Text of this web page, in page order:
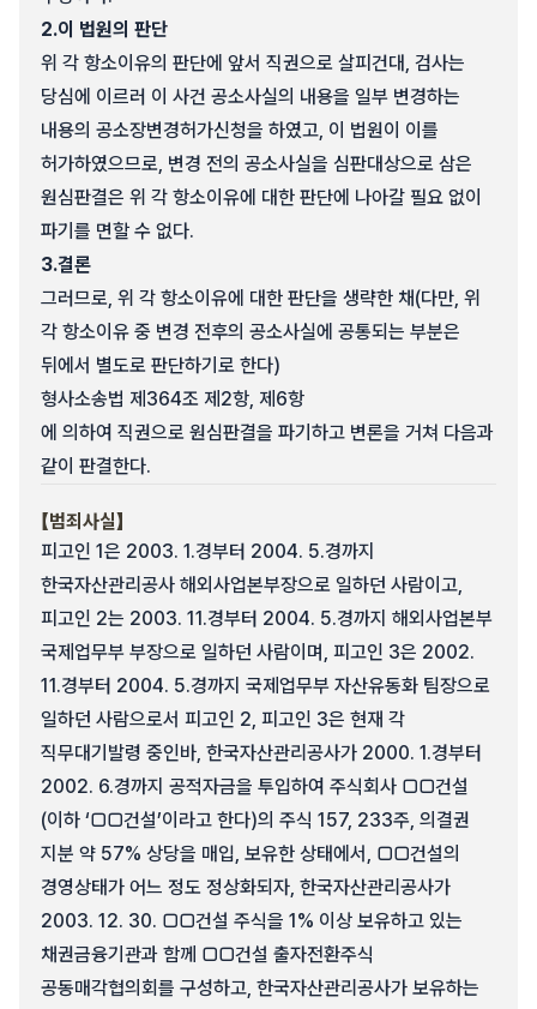
2.이 법원의 판단
위 각 항소이유의 판단에 앞서 직권으로 살피건대, 검사는
당심에 이르러 이 사건 공소사실의 내용을 일부 변경하는
내용의 공소장변경허가신청을 하였고, 이 법원이 이를
허가하였으므로, 변경 전의 공소사실을 심판대상으로 삼은
원심판결은 위 각 항소이유에 대한 판단에 나아갈 필요 없이
파기를 면할 수 없다.
3.결론
그러므로, 위 각 항소이유에 대한 판단을 생략한 채(다만, 위
각 항소이유 중 변경 전후의 공소사실에 공통되는 부분은
뒤에서 별도로 판단하기로 한다)
형사소송법 제364조 제2항, 제6항
에 의하여 직권으로 원심판결을 파기하고 변론을 거쳐 다음과
같이 판결한다.
【범죄사실】
피고인 1은 2003. 1.경부터 2004. 5.경까지
한국자산관리공사 해외사업본부장으로 일하던 사람이고,
피고인 2는 2003. 11.경부터 2004. 5.경까지 해외사업본부
국제업무부 부장으로 일하던 사람이며, 피고인 3은 2002.
11.경부터 2004. 5.경까지 국제업무부 자산유동화 팀장으로
일하던 사람으로서 피고인 2, 피고인 3은 현재 각
직무대기발령 중인바, 한국자산관리공사가 2000. 1.경부터
2002. 6.경까지 공적자금을 투입하여 주식회사 □□건설
(이하 ‘□□건설’이라고 한다)의 주식 157, 233주, 의결권
지분 약 57% 상당을 매입, 보유한 상태에서, □□건설의
경영상태가 어느 정도 정상화되자, 한국자산관리공사가
2003. 12. 30. □□건설 주식을 1% 이상 보유하고 있는
채권금융기관과 함께 □□건설 출자전환주식
공동매각협의회를 구성하고, 한국자산관리공사가 보유하는